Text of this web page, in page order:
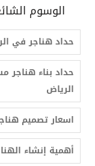
الوسوم
حداد هناجر في
حداد بناء
الرياض
اسعار تصميم
أهمية إنشاء